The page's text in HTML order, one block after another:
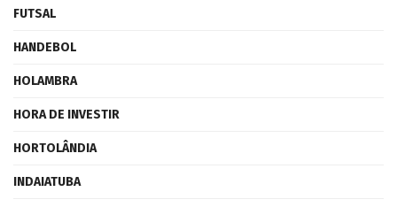
FUTSAL
HANDEBOL
HOLAMBRA
HORA DE INVESTIR
HORTOLÂNDIA
INDAIATUBA